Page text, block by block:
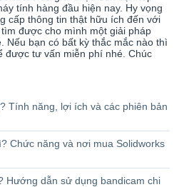
tính hàng đầu hiện nay. Hy vọng
cấp thông tin thật hữu ích đến với
được cho mình một giải pháp
Nếu bạn có bất kỳ thắc mắc nào thì
được tư vấn miễn phí nhé. Chúc
Tính năng, lợi ích và các phiên bản
Chức năng và nơi mua Solidworks
Hướng dẫn sử dụng bandicam chi